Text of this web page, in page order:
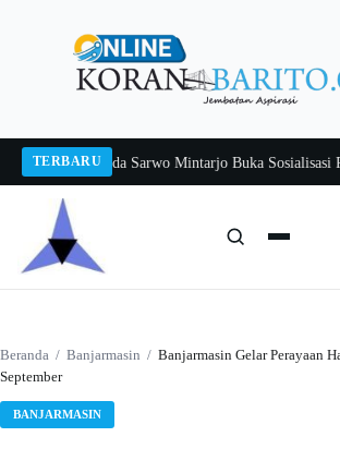
TERBARU
2026Pj Sekda Sarwo Mintarjo Buka Sosialisasi
Beranda / Banjarmasin / Banjarmasin Gelar Perayaan
September
BANJARMASIN